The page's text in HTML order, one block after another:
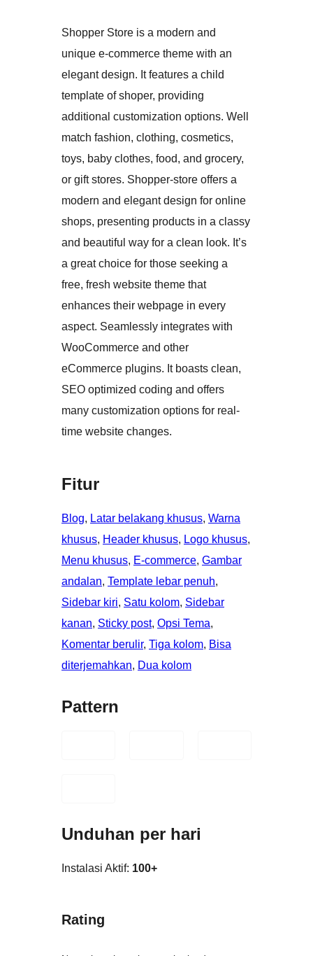
Shopper Store is a modern and
unique e-commerce theme with an
elegant design. It features a child
template of shoper, providing
additional customization options. Well
match fashion, clothing, cosmetics,
toys, baby clothes, food, and grocery,
or gift stores. Shopper-store offers a
modern and elegant design for online
shops, presenting products in a classy
and beautiful way for a clean look. It’s
a great choice for those seeking a
free, fresh website theme that
enhances their webpage in every
aspect. Seamlessly integrates with
WooCommerce and other
eCommerce plugins. It boasts clean,
SEO optimized coding and offers
many customization options for real-
time website changes.
Fitur
Blog, Latar belakang khusus, Warna
khusus, Header khusus, Logo khusus
Menu khusus, E-commerce, Gambar
andalan, Template lebar penuh
Sidebar kiri, Satu kolom, Sidebar
kanan, Sticky post, Opsi Tema
Komentar berulir, Tiga kolom, Bisa
diterjemahkan, Dua kolom
Pattern
Unduhan per hari
Instalasi Aktif: 100+
Rating